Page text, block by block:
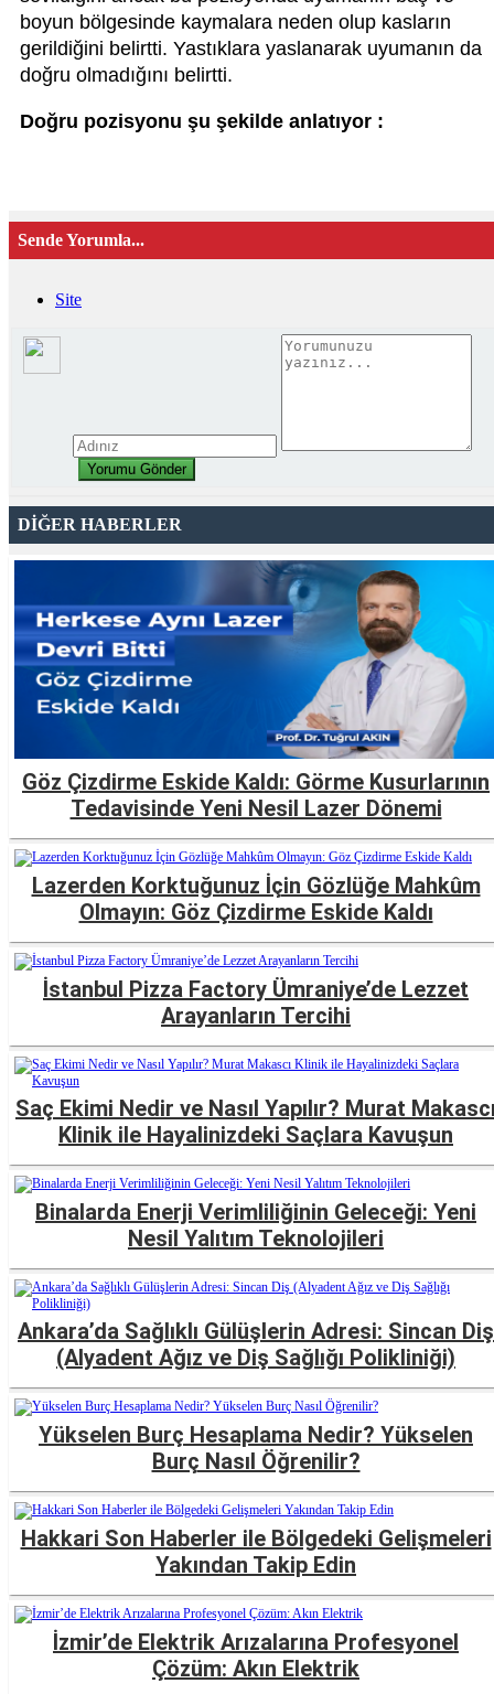
boyun bölgesinde kaymalara neden olup kasların
gerildiğini belirtti. Yastıklara yaslanarak uyumanın da
doğru olmadığını belirtti.
Doğru pozisyonu şu şekilde anlatıyor :
Sende Yorumla...
Site
DİĞER HABERLER
Göz Çizdirme Eskide Kaldı: Görme Kusurlarının
Tedavisinde Yeni Nesil Lazer Dönemi
Lazerden Korktuğunuz İçin Gözlüğe Mahkûm
Olmayın: Göz Çizdirme Eskide Kaldı
İstanbul Pizza Factory Ümraniye’de Lezzet
Arayanların Tercihi
Saç Ekimi Nedir ve Nasıl Yapılır? Murat
Klinik ile Hayalinizdeki Saçlara Kavuşun
Binalarda Enerji Verimliliğinin Geleceği: Yeni
Nesil Yalıtım Teknolojileri
Ankara’da Sağlıklı Gülüşlerin Adresi: Sincan Diş
(Alyadent Ağız ve Diş Sağlığı Polikliniği)
Yükselen Burç Hesaplama Nedir? Yükselen
Burç Nasıl Öğrenilir?
Hakkari Son Haberler ile Bölgedeki Gelişmeleri
Yakından Takip Edin
İzmir’de Elektrik Arızalarına Profesyonel
Çözüm: Akın Elektrik